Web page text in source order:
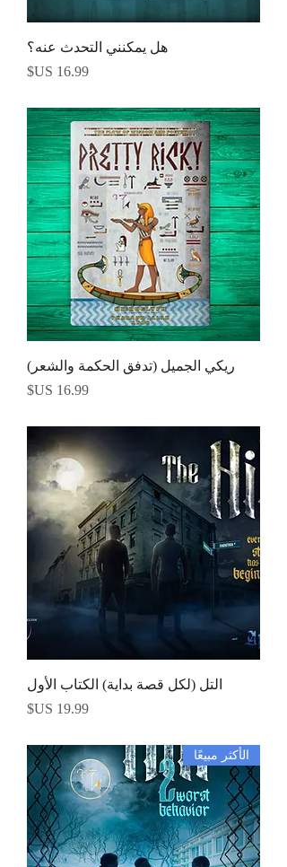
هل يمكنني التحدث عنه؟
السعر
ريكي الجميل (تدفق الحكمة والشعر)
السعر
التل (لكل قصة بداية) الكتاب الأول
السعر
الأكثر مبيعًا